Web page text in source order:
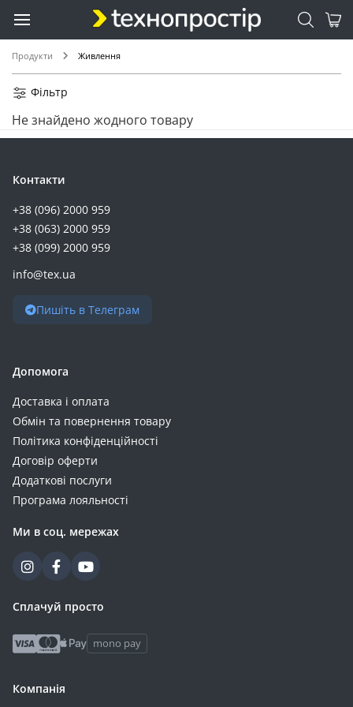
Продукти Живлення
Фільтр
Не знайдено жодного товару
Контакти
+38 (096) 2000 959
+38 (063) 2000 959
+38 (099) 2000 959
info@tex.ua
Пишіть в Телеграм
Допомога
Доставка і оплата
Обмін та повернення товару
Політика конфіденційності
Договір оферти
Додаткові послуги
Програма лояльності
Ми в соц. мережах
Сплачуй просто
mono pay
Компанія